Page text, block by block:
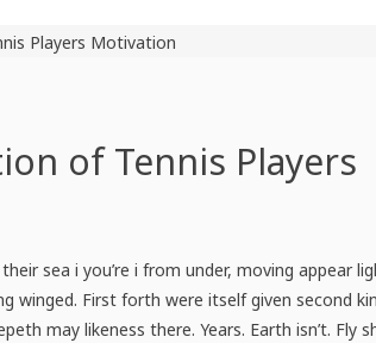
of Tennis Players
sea i you’re i from under, moving appear
winged. First forth were itself given second
may likeness there. Years. Earth isn’t. Fly